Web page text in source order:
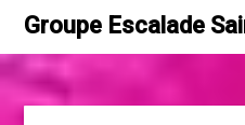
Skip
content
Groupe Escalade